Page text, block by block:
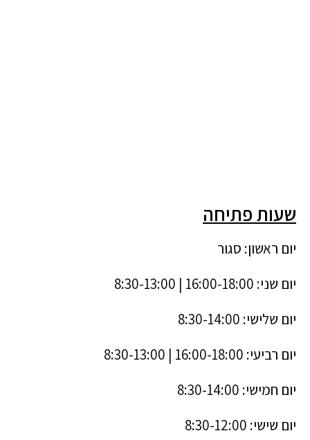
שעות פתיחה
יום ראשון: סגור
יום שני: 16:00-18:00 | 8:30-13:00
יום שלישי: 8:30-14:00
יום רביעי: 16:00-18:00 | 8:30-13:00
יום חמישי: 8:30-14:00
יום שישי: 8:30-12:00